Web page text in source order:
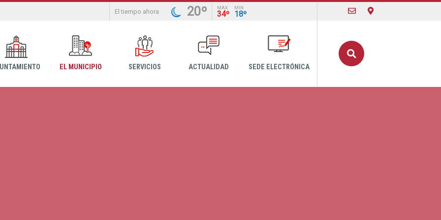
El tiempo ahora 20º MAX
34º
MIN
18º
EL MUNICIPIO SERVICIOS ACTUALIDAD SEDE ELECTRÓNICA